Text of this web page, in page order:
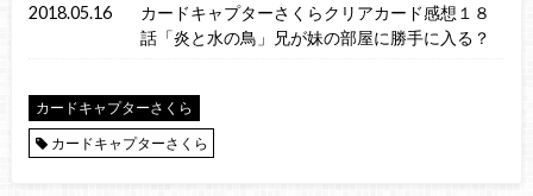
2018.05.16
カードキャプターさくらクリアカード感想１８
話「炎と水の鳥」兄が妹の部屋に勝手に入る？
カードキャプターさくら
カードキャプターさくら